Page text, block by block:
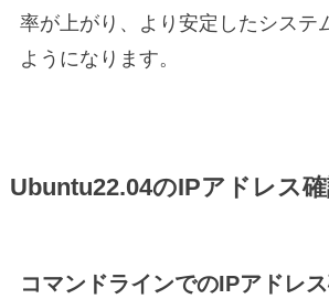
率が上がり、より安定したシステ
ようになります。
Ubuntu22.04のIPアドレス
コマンドラインでのIPアドレ